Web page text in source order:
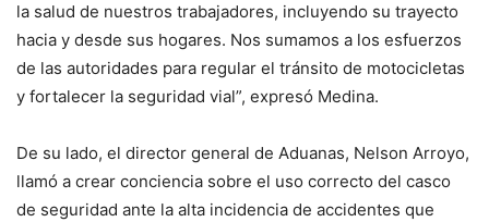
la salud de nuestros trabajadores, incluyendo su trayecto
hacia y desde sus hogares. Nos sumamos a los esfuerzos
de las autoridades para regular el tránsito de motocicletas
y fortalecer la seguridad vial”, expresó Medina.
De su lado, el director general de Aduanas, Nelson Arroyo,
llamó a crear conciencia sobre el uso correcto del casco
de seguridad ante la alta incidencia de accidentes que